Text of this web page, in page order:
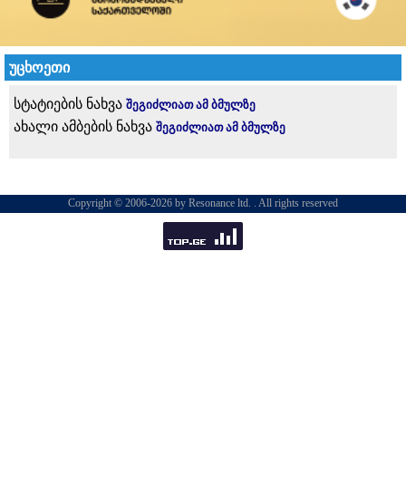
უცხოეთი
სტატიების ნახვა შეგიძლიათ ამ ბმულზე
ახალი ამბების ნახვა შეგიძლიათ ამ ბმულზე
Copyright © 2006-2026 by Resonance ltd. . All rights reserved